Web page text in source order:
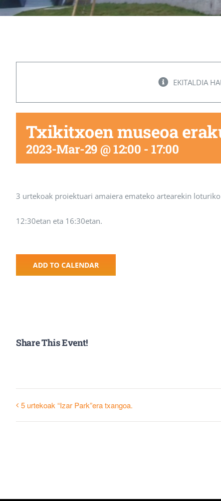
EKITALDIA
Txikitxoen museoa
2023-Mar-29 @ 12:00 -17:00
3 urtekoak proiektuari amaiera emateko artearekin
12:30etan eta 16:30etan.
ADD TO CALENDAR
Share This Event!
5 urtekoak “Izar Park”era txangoa.